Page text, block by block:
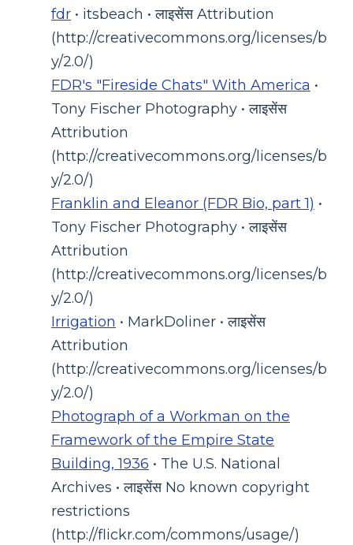
fdr • itsbeach • लाइसेंस Attribution
(http://creativecommons.org/licenses/b
y/2.0/)
FDR's "Fireside Chats" With America •
Tony Fischer Photography • लाइसेंस
Attribution
(http://creativecommons.org/licenses/b
y/2.0/)
Franklin and Eleanor (FDR Bio, part 1) •
Tony Fischer Photography • लाइसेंस
Attribution
(http://creativecommons.org/licenses/b
y/2.0/)
Irrigation • MarkDoliner • लाइसेंस
Attribution
(http://creativecommons.org/licenses/b
y/2.0/)
Photograph of a Workman on the
Framework of the Empire State
Building, 1936 • The U.S. National
Archives • लाइसेंस No known copyright
restrictions
(http://flickr.com/commons/usage/)